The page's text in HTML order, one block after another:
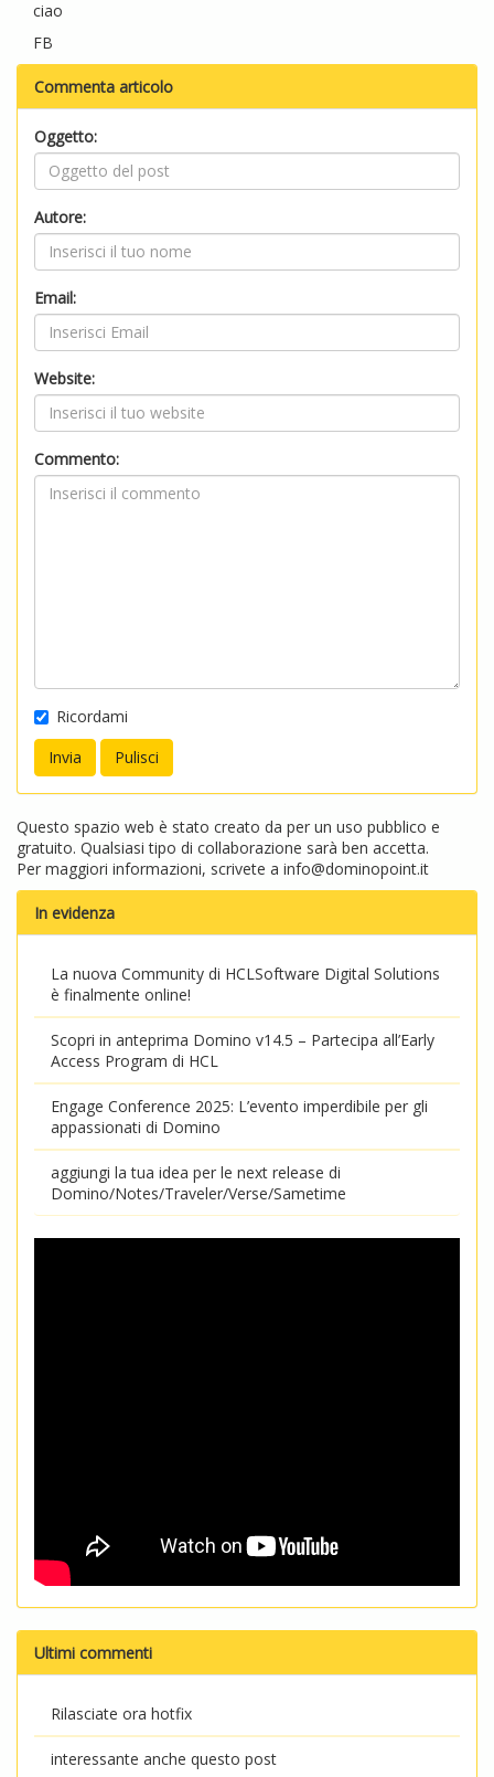
ciao
FB
Commenta articolo
Oggetto:
Autore:
Email:
Website:
Commento:
Ricordami
Questo spazio web è stato creato da per un uso pubblico e
gratuito. Qualsiasi tipo di collaborazione sarà ben accetta.
Per maggiori informazioni, scrivete a info@dominopoint.it
In evidenza
La nuova Community di HCLSoftware Digital Solutions
è finalmente online!
Scopri in anteprima Domino v14.5 – Partecipa all’Early
Access Program di HCL
Engage Conference 2025: L’evento imperdibile per gli
appassionati di Domino
aggiungi la tua idea per le next release di
Domino/Notes/Traveler/Verse/Sametime
Ultimi commenti
Rilasciate ora hotfix
interessante anche questo post